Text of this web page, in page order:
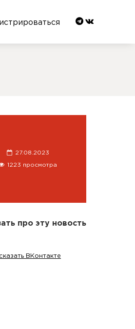
27.08.2023
1223 просмотра
про эту новость
ВКонтакте